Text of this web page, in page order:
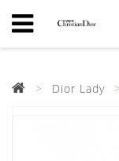
Dior Lady